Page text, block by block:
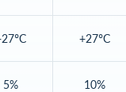
5%
+27°C
10%